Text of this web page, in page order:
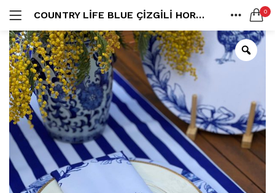
COUNTRY LIFE BLUE ÇIZGILI HOROZ PEÇETE 0
ANA SAYFA
SHARE
LOGIN
Remember me
SEARCH IN:
All categories
Amerikan S. (3)
Color Block (3)
Countrylife Blue (6)
Countrylife Burgundy (3)
Countrylife Green (1)
Countrylife Orange (2)
Ekose & Pötikare (2)